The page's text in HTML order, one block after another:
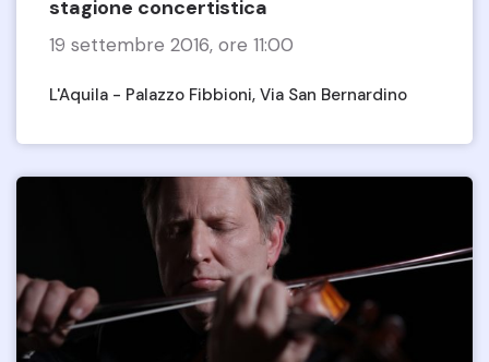
stagione concertistica
19 settembre 2016, ore 11:00
L'Aquila - Palazzo Fibbioni, Via San Bernardino